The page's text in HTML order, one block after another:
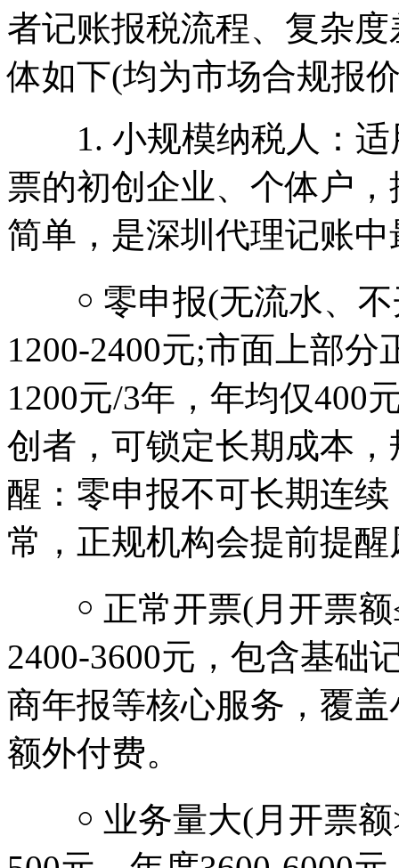
者记账报税流程、复杂
体如下(均为市场合规报
1. 小规模纳税人：适
票的初创企业、个体户
简单，是深圳代理记账
￮ 零申报(无流水、不
1200-2400元;市面上部
1200元/3年，年均仅400
创者，可锁定长期成本
醒：零申报不可长期连
常，正规机构会提前提
￮ 正常开票(月开票额
2400-3600元，包含基础
商年报等核心服务，覆
额外付费。
￮ 业务量大(月开票额